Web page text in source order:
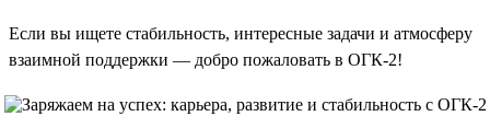
Если вы ищете стабильность, интересные задачи и атмосферу
взаимной поддержки — добро пожаловать в ОГК-2!